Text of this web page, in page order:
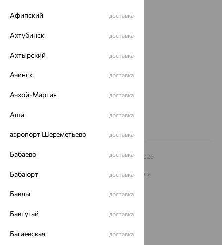
ул. Зегеля, 27/2
8 (800) 250-02-30
Заказать звонок
© ООО «Ювелирный дом «Кристалл»,2009 – 2026
На информационном ресурсе применяются
рекомендательные технологии
ОГРН 1044800168379
Разработка сайта —
Афипский доставка
Ахтубинск доставка
Ахтырский доставка
Ачинск доставка
Ачхой-Мартан доставка
Аша доставка
аэропорт Шереметьево доставка
Бабаево доставка
Бабаюрт доставка
Бавлы доставка
Бавтугай доставка
Багаевская доставка